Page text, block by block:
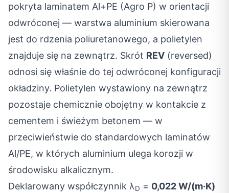
pokryta laminatem Al+PE (Agro P) w orientacji
odwróconej — warstwa aluminium skierowana
jest do rdzenia poliuretanowego, a polietylen
znajduje się na zewnątrz. Skrót REV (reversed)
odnosi się właśnie do tej odwróconej konfiguracji
okładziny. Polietylen wystawiony na zewnątrz
pozostaje chemicznie obojętny w kontakcie z
cementem i świeżym betonem — w
przeciwieństwie do standardowych laminatów
Al/PE, w których aluminium ulega korozji w
środowisku alkalicznym.
Deklarowany współczynnik λD = 0,022 W/(m·K)